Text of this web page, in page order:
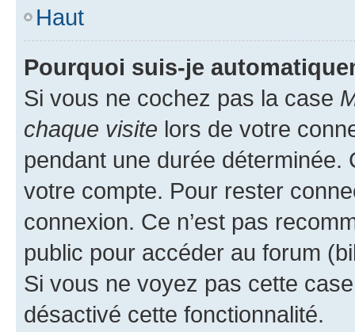
Haut
Pourquoi suis-je
Si vous ne cochez pas la case
chaque visite lors de votre
pendant une durée déterminée.
votre compte. Pour rester
connexion. Ce n’est pas
public pour accéder au forum
Si vous ne voyez pas cette
désactivé cette fonctionnalité.